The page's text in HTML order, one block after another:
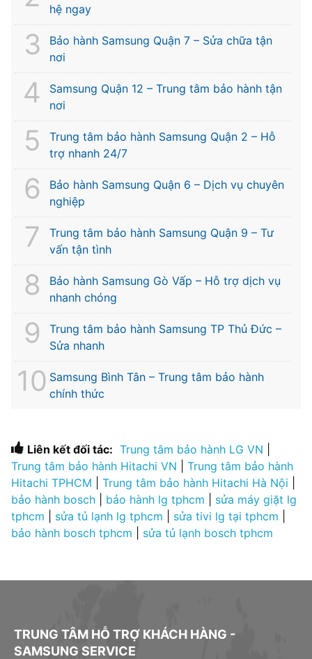
hệ ngay
Bảo hành Samsung Quận 7 – Sửa chữa tận
nơi
Samsung Quận 12 – Trung tâm bảo hành tận
nơi
Trung tâm bảo hành Samsung Quận 2 – Hỗ
trợ nhanh 24/7
Bảo hành Samsung Quận 6 – Dịch vụ chuyên
nghiệp
Trung tâm bảo hành Samsung Quận 9 – Tư
vấn tận tình
Bảo hành Samsung Gò Vấp – Hỗ trợ dịch vụ
nhanh chóng
Trung tâm bảo hành Samsung TP Thủ Đức –
Sửa nhanh
Samsung Bình Tân – Trung tâm bảo hành
chính thức
Liên kết đối tác: Trung tâm bảo hành LG VN
Trung tâm bảo hành Hitachi VN
Trung tâm bảo hành
Hitachi TPHCM
Trung tâm bảo hành Hitachi Hà Nội
bảo hành bosch
bảo hành lg tphcm
sửa máy giặt lg
tphcm
sửa tủ lạnh lg tphcm sửa tivi lg tại tphcm
bảo hành bosch tphcm
sửa tủ lạnh bosch tphcm
TRUNG TÂM HỖ TRỢ KHÁCH HÀNG -
SAMSUNG SERVICE